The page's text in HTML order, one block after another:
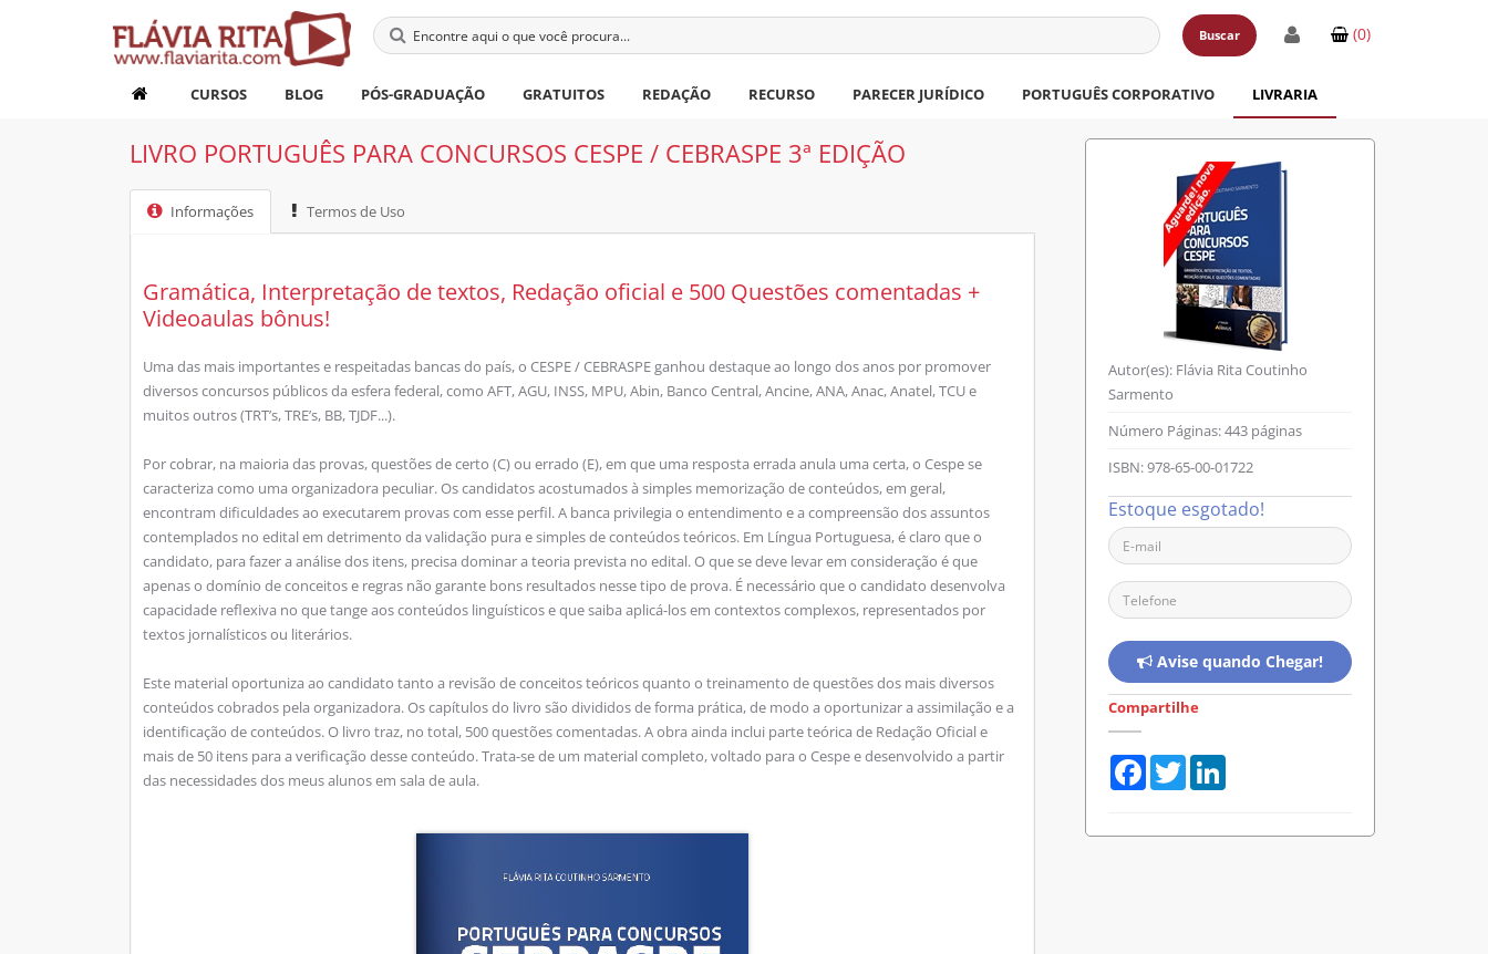
Buscar (0)
CURSOS BLOG PÓS-GRADUAÇÃO GRATUITOS REDAÇÃO RECURSO PARECER JURÍDICO PORTUGUÊS CORPORATIVO LIVRARIA
LIVRO PORTUGUÊS PARA CONCURSOS CESPE / CEBRASPE 3ª EDIÇÃO
Informações Termos de Uso
Gramática, Interpretação de textos, Redação oficial e 500 Questões comentadas +
Videoaulas bônus!
Uma das mais importantes e respeitadas bancas do país, o CESPE / CEBRASPE ganhou des­taque ao longo dos anos por promover
diversos concursos públicos da esfera federal, como AFT, AGU, INSS, MPU, Abin, Banco Central, Ancine, ANA, Anac, Anatel, TCU e
muitos outros (TRT’s, TRE’s, BB, TJDF...).
Por cobrar, na maioria das provas, questões de certo (C) ou errado (E), em que uma resposta errada anula uma certa, o Cespe se
caracteriza como uma organizadora peculiar. Os candidatos acostumados à simples memorização de conteúdos, em geral,
encontram dificuldades ao executarem provas com esse perfil. A banca privilegia o entendimento e a compreensão dos assuntos
contemplados no edital em detrimento da validação pura e simples de conteúdos teóricos. Em Língua Portuguesa, é claro que o
candidato, para fazer a análise dos itens, precisa dominar a teoria prevista no edital. O que se deve levar em consideração é que
apenas o domínio de conceitos e regras não garante bons resultados nesse tipo de prova. É necessário que o candidato desenvolva
capacidade reflexiva no que tange aos conteúdos linguísticos e que saiba aplicá-los em contextos complexos, representados por
textos jornalísticos ou literários.
Este material oportuniza ao candidato tanto a revisão de conceitos teóricos quanto o treinamento de questões dos mais diversos
conteúdos cobrados pela organizadora. Os capítulos do livro são divididos de forma prática, de modo a oportunizar a assimilação e a
identificação de conteúdos. O livro traz, no total, 500 questões comentadas. A obra ainda inclui parte teórica de Redação Oficial e
mais de 50 itens para a verificação desse conteúdo. Trata-se de um material completo, voltado para o Cespe e desenvolvido a partir
das necessidades dos meus alunos em sala de aula.
Autor(es): Flávia Rita Coutinho
Sarmento
Número Páginas:443 páginas
ISBN:978-65-00-01722
Estoque esgotado!
Avise quando Chegar!
Compartilhe
Facebook
TwitterLinkedIn